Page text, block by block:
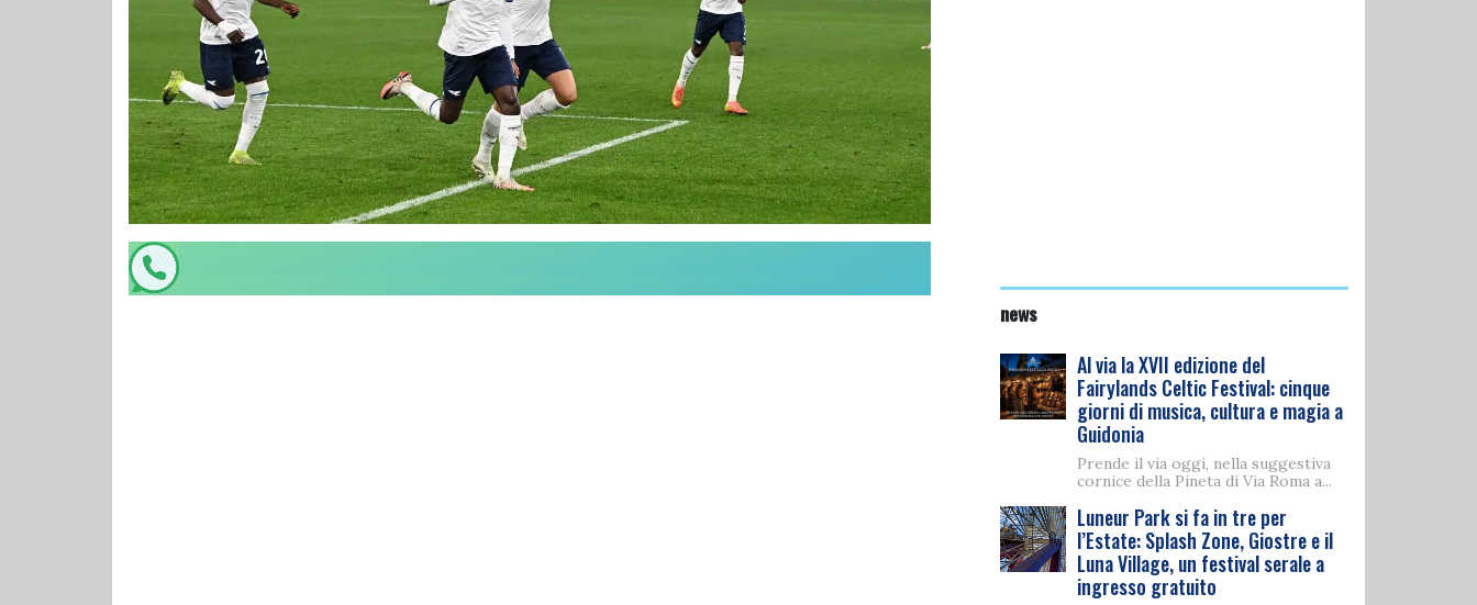
news
Al via la XVII edizione del
Fairylands Celtic Festival: cinque
giorni di musica, cultura e magia a
Guidonia
Prende il via oggi, nella suggestiva
cornice della Pineta di Via Roma a...
Luneur Park si fa in tre per
l’Estate: Splash Zone, Giostre e il
Luna Village, un festival serale a
ingresso gratuito